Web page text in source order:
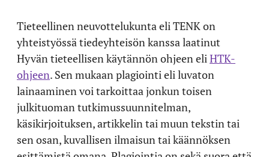
Tieteellinen neuvottelukunta eli TENK on
yhteistyössä tiedeyhteisön kanssa laatinut
Hyvän tieteellisen käytännön ohjeen eliHTK-
ohjeen. Sen mukaan plagiointi eli luvaton
lainaaminen voi tarkoittaa jonkun toisen
julkituoman tutkimussuunnitelman,
käsikirjoituksen, artikkelin tai muun tekstin tai
sen osan, kuvallisen ilmaisun tai käännöksen